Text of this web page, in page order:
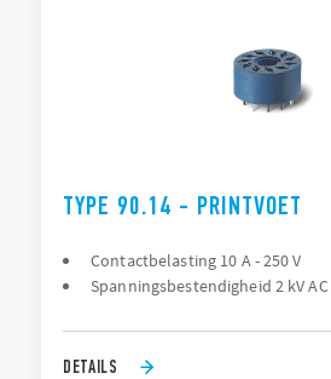
TYPE 90.14 - PRINTVOET
Contactbelasting 10 A - 250 V
Spanningsbestendigheid 2 kV AC
DETAILS